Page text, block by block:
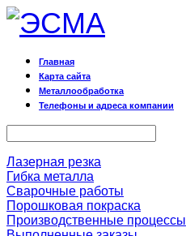
Главная
Карта сайта
Металлообработка
Телефоны и адреса компании
Лазерная резка
Гибка металла
Сварочные работы
Порошковая покраска
Производственные процессы